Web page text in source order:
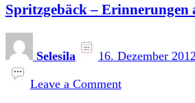
Spritzgebäck – Erinnerungen
Selesila 16. Dezember 2012
Leave a CommentSpritzgebäck